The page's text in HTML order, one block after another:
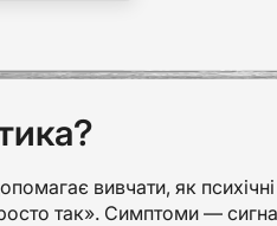
вивчати, як
так». Симптоми —